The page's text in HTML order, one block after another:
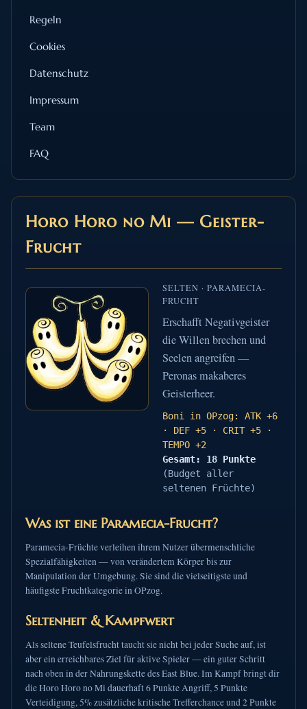
Regeln
Cookies
Datenschutz
Impressum
Team
FAQ
Horo Horo no Mi — Geister-
Frucht
SELTEN · PARAMECIA-
FRUCHT
Erschafft Negativgeister
die Willen brechen und
Seelen angreifen —
Peronas makaberes
Geisterheer.
Boni in OPzog: ATK +6
· DEF +5 · CRIT +5 ·
TEMPO +2
Gesamt: 18 Punkte
(Budget aller
seltenen Früchte)
Was ist eine Paramecia-Frucht?
Paramecia-Früchte verleihen ihrem Nutzer übermenschliche
Spezialfähigkeiten — von verändertem Körper bis zur
Manipulation der Umgebung. Sie sind die vielseitigste und
häufigste Fruchtkategorie in OPzog.
Seltenheit & Kampfwert
Als seltene Teufelsfrucht taucht sie nicht bei jeder Suche auf, ist
aber ein erreichbares Ziel für aktive Spieler — ein guter Schritt
nach oben in der Nahrungskette des East Blue. Im Kampf bringt dir
die Horo Horo no Mi dauerhaft 6 Punkte Angriff, 5 Punkte
Verteidigung, 5% zusätzliche kritische Trefferchance und 2 Punkte